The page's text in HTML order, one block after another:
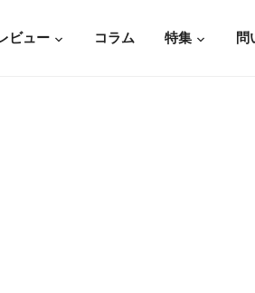
ビュー コラム 特集 問